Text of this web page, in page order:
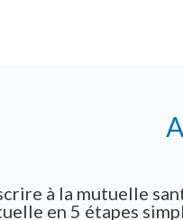
à la mutuelle
en 5 étapes